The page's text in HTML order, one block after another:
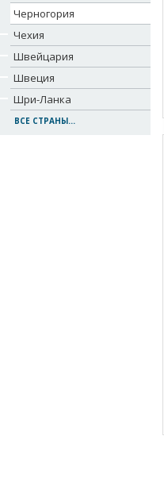
Черногория
Чехия
Швейцария
Швеция
Шри-Ланка
ВСЕ СТРАНЫ...